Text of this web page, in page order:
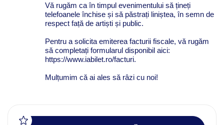
Vă rugăm ca în timpul evenimentului să țineți
telefoanele închise și să păstrați liniștea, în semn de
respect față de artiști și public.
Pentru a solicita emiterea facturii fiscale, vă rugăm
să completați formularul disponibil aici:
https://www.iabilet.ro/facturi.
Mulțumim că ai ales să râzi cu noi!